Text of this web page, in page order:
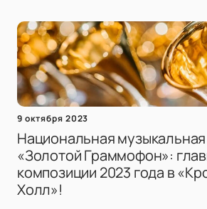
9 октября 2023
Национальная
«Золотой Граммофон»:
композиции 2023 года в
Холл»!